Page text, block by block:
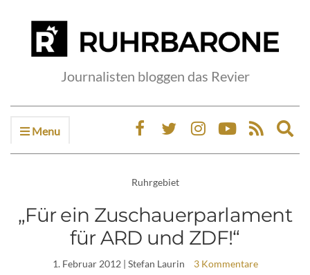
Journalisten bloggen das Revier
Menu
Ruhrgebiet
„Für ein Zuschauerparlament
für ARD und ZDF!“
1. Februar 2012| Stefan Laurin 3 Kommentare